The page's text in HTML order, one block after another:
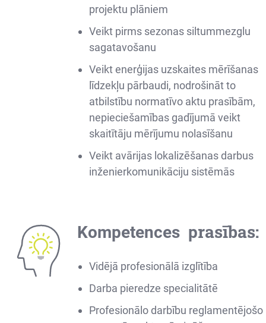
projektu plāniem
Veikt pirms sezonas siltummezglu
sagatavošanu
Veikt enerģijas uzskaites mērīšanas
līdzekļu pārbaudi, nodrošināt to
atbilstību normatīvo aktu prasībām,
nepieciešamības gadījumā veikt
skaitītāju mērījumu nolasīšanu
Veikt avārijas lokalizēšanas darbus
inženierkomunikāciju sistēmās
Kompetences prasības:
Vidējā profesionālā izglītība
Darba pieredze specialitātē
Profesionālo darbību reglamentējošo